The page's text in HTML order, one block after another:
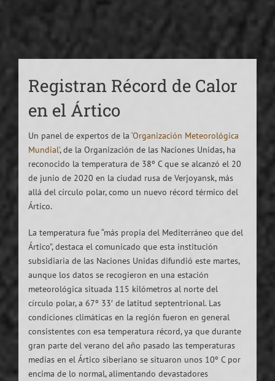
Registran Récord de Calor
en el Ártico
Un panel de expertos de la ‘Organización Meteorológica
Mundial’, de la Organización de las Naciones Unidas, ha
reconocido la temperatura de 38º C que se alcanzó el 20
de junio de 2020 en la ciudad rusa de Verjoyansk, más
allá del círculo polar, como un nuevo récord térmico del
Ártico.
La temperatura fue “más propia del Mediterráneo que del
Ártico”, destaca el comunicado que esta institución
subsidiaria de las Naciones Unidas difundió este martes,
aunque los datos se recogieron en una estación
meteorológica situada 115 kilómetros al norte del
círculo polar, a 67º 33′ de latitud septentrional. Las
condiciones climáticas en la región fueron en general
consistentes con esa temperatura récord, ya que durante
gran parte del verano del año pasado las temperaturas
medias en el Ártico siberiano se situaron unos 10º C por
encima de lo normal, alimentando devastadores